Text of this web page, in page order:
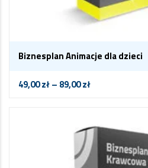
Biznesplan Animacje dla dzieci
49,00zł– 89,00zł